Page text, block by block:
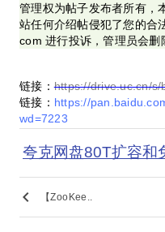
管理权为帖子发布者所有，
站任何介绍帖侵犯了您的合
com 进行投诉，管理员会删
链接：https://drive.uc.cn/s/
链接： https://
wd=7223
夸克网盘80T扩容和
keyboard_arrow_left 【ZooKee..